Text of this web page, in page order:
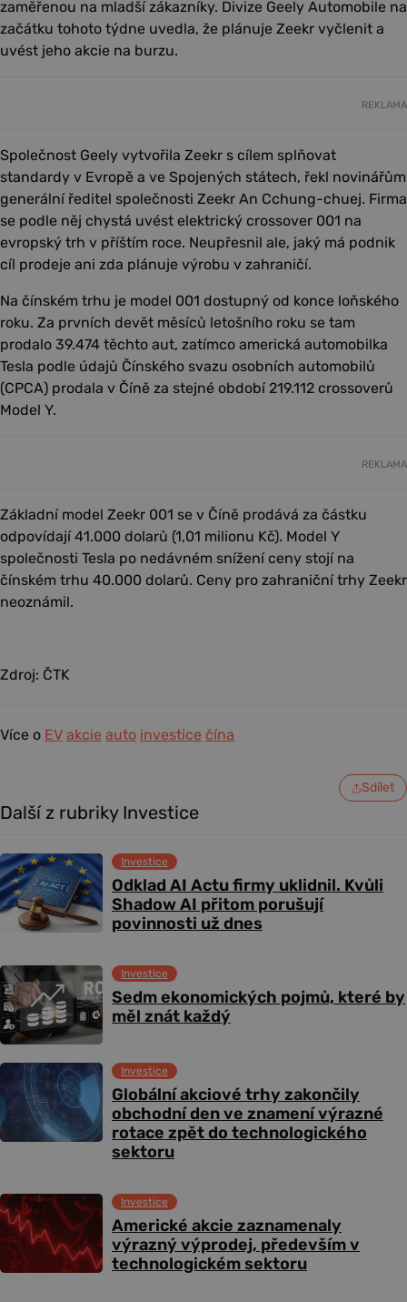
zaměřenou na mladší zákazníky. Divize Geely Automobile na
začátku tohoto týdne uvedla, že plánuje Zeekr vyčlenit a
uvést jeho akcie na burzu.
REKLAMA
Společnost Geely vytvořila Zeekr s cílem splňovat
standardy v Evropě a ve Spojených státech, řekl novinářům
generální ředitel společnosti Zeekr An Cchung-chuej. Firma
se podle něj chystá uvést elektrický crossover 001 na
evropský trh v příštím roce. Neupřesnil ale, jaký má podnik
cíl prodeje ani zda plánuje výrobu v zahraničí.
Na čínském trhu je model 001 dostupný od konce loňského
roku. Za prvních devět měsíců letošního roku se tam
prodalo 39.474 těchto aut, zatímco americká automobilka
Tesla podle údajů Čínského svazu osobních automobilů
(CPCA) prodala v Číně za stejné období 219.112 crossoverů
Model Y.
REKLAMA
Základní model Zeekr 001 se v Číně prodává za částku
odpovídají 41.000 dolarů (1,01 milionu Kč). Model Y
společnosti Tesla po nedávném snížení ceny stojí na
čínském trhu 40.000 dolarů. Ceny pro zahraniční trhy Zeekr
neoznámil.
Zdroj: ČTK
Více o EV akcie auto investice čína
Sdílet
Další z rubriky Investice
Odklad AI Actu firmy uklidnil. Kvůli
Shadow AI přitom porušují
povinnosti už dnes
Investice
Sedm ekonomických pojmů, které by
měl znát každý
Investice
Globální akciové trhy zakončily
obchodní den ve znamení výrazné
rotace zpět do technologického
sektoru
Investice
Americké akcie zaznamenaly
výrazný výprodej, především v
technologickém sektoru
Investice